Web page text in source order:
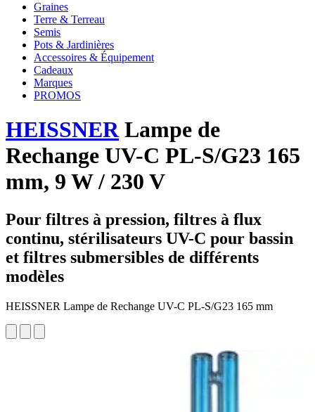
Graines
Terre & Terreau
Semis
Pots & Jardinières
Accessoires & Équipement
Cadeaux
Marques
PROMOS
HEISSNERLampe de
Rechange UV-C PL-S/G23 165
mm, 9 W / 230 V
Pour filtres à pression, filtres à flux
continu, stérilisateurs UV-C pour bassin
et filtres submersibles de différents
modèles
HEISSNER Lampe de Rechange UV-C PL-S/G23 165 mm